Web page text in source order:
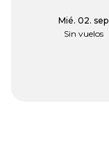
Mié. 02. sep
Sin vuelos